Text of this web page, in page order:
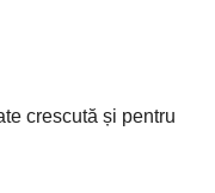
crescută și pentru